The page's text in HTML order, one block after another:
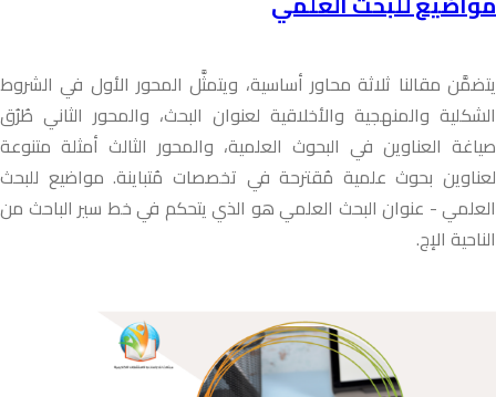
يتضمَّن مقالنا ثلاثة محاور أساسية، ويتمثَّل المحور الأول في الشروط
الشكلية والمنهجية والأخلاقية لعنوان البحث، والمحور الثاني طُرُق
صياغة العناوين في البحوث العلمية، والمحور الثالث أمثلة متنوعة
لعناوين بحوث علمية مُقترحة في تخصصات مُتباينة. مواضيع للبحث
العلمي - عنوان البحث العلمي هو الذي يتحكم في خط سير الباحث من
الناحية الإج.